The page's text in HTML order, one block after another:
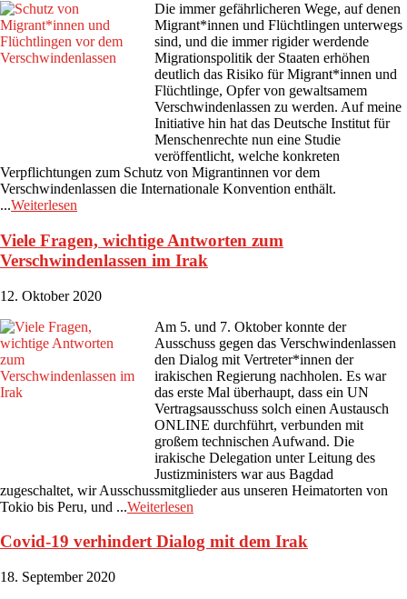
Die immer gefährlicheren Wege, auf denen
Migrant*innen und Flüchtlingen unterwegs
sind, und die immer rigider werdende
Migrationspolitik der Staaten erhöhen
deutlich das Risiko für Migrant*innen und
Flüchtlinge, Opfer von gewaltsamem
Verschwindenlassen zu werden. Auf meine
Initiative hin hat das Deutsche Institut für
Menschenrechte nun eine Studie
veröffentlicht, welche konkreten
Verpflichtungen zum Schutz von Migrantinnen vor dem
Verschwindenlassen die Internationale Konvention enthält.
...Weiterlesen
Viele Fragen, wichtige Antworten zum
Verschwindenlassen im Irak
12. Oktober 2020
Am 5. und 7. Oktober konnte der
Ausschuss gegen das Verschwindenlassen
den Dialog mit Vertreter*innen der
irakischen Regierung nachholen. Es war
das erste Mal überhaupt, dass ein UN
Vertragsausschuss solch einen Austausch
ONLINE durchführt, verbunden mit
großem technischen Aufwand. Die
irakische Delegation unter Leitung des
Justizministers war aus Bagdad
zugeschaltet, wir Ausschussmitglieder aus unseren Heimatorten von
Tokio bis Peru, und ...Weiterlesen
Covid-19 verhindert Dialog mit dem Irak
18. September 2020